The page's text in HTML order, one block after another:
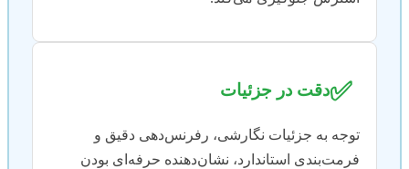
✅دقت در جزئیات
توجه به جزئیات نگارشی، رفرنس‌دهی دقیق و
فرمت‌بندی استاندارد، نشان‌دهنده حرفه‌ای بودن